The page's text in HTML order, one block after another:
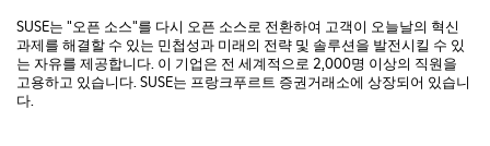
SUSE는 "오픈 소스"를 다시 오픈 소스로 전환하여 고객이 오늘날의 혁신
과제를 해결할 수 있는 민첩성과 미래의 전략 및 솔루션을 발전시킬 수 있
는 자유를 제공합니다. 이 기업은 전 세계적으로 2,000명 이상의 직원을
고용하고 있습니다. SUSE는 프랑크푸르트 증권거래소에 상장되어 있습니
다.